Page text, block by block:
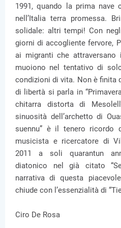
1991, quando la prima nave
nell’Italia terra promessa.
solidale: altri tempi! Con
giorni di accogliente fervore,
ai migranti che attraversano
muoiono nel tentativo di
condizioni di vita. Non è finita
di libertà si parla in
chitarra distorta di
sinuosità dell’archetto di
suennu” è il tenero ricordo
musicista e ricercatore di
2011 a soli quarantun
diatonico nel già citato
narrativa di questa
chiude con l’essenzialità di
Ciro De Rosa